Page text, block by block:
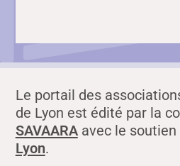
Le portail des
de Lyon est édité par la
SAVAARAavec le soutien
Lyon.